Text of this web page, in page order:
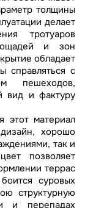
толщины
делает
тротуаров
и зон
обладает
справляться с
пешеходов,
вид и фактуру
этот материал
хорошо
так и
позволяет
террас
суровых
структурную
и перепадах